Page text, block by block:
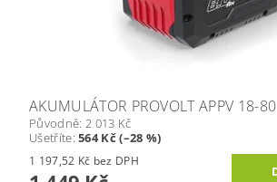
AKUMULÁTOR PROVOLT APPV 18-80
Původně: 2 013 Kč
Ušetříte:564 Kč (–28 %)
1 197,52 Kč bez DPH